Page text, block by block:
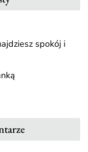
spokój i